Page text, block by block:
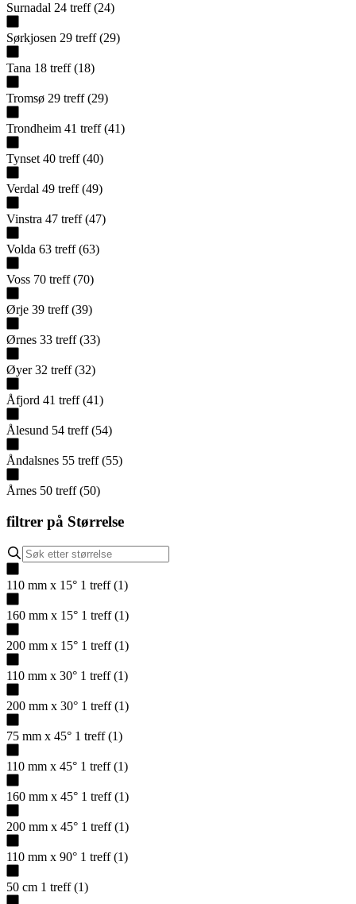
Surnadal 24 treff (24)
Sørkjosen 29 treff (29)
Tana 18 treff (18)
Tromsø 29 treff (29)
Trondheim 41 treff (41)
Tynset 40 treff (40)
Verdal 49 treff (49)
Vinstra 47 treff (47)
Volda 63 treff (63)
Voss 70 treff (70)
Ørje 39 treff (39)
Ørnes 33 treff (33)
Øyer 32 treff (32)
Åfjord 41 treff (41)
Ålesund 54 treff (54)
Åndalsnes 55 treff (55)
Årnes 50 treff (50)
filtrer på Størrelse
110 mm x 15° 1 treff (1)
160 mm x 15° 1 treff (1)
200 mm x 15° 1 treff (1)
110 mm x 30° 1 treff (1)
200 mm x 30° 1 treff (1)
75 mm x 45° 1 treff (1)
110 mm x 45° 1 treff (1)
160 mm x 45° 1 treff (1)
200 mm x 45° 1 treff (1)
110 mm x 90° 1 treff (1)
50 cm 1 treff (1)